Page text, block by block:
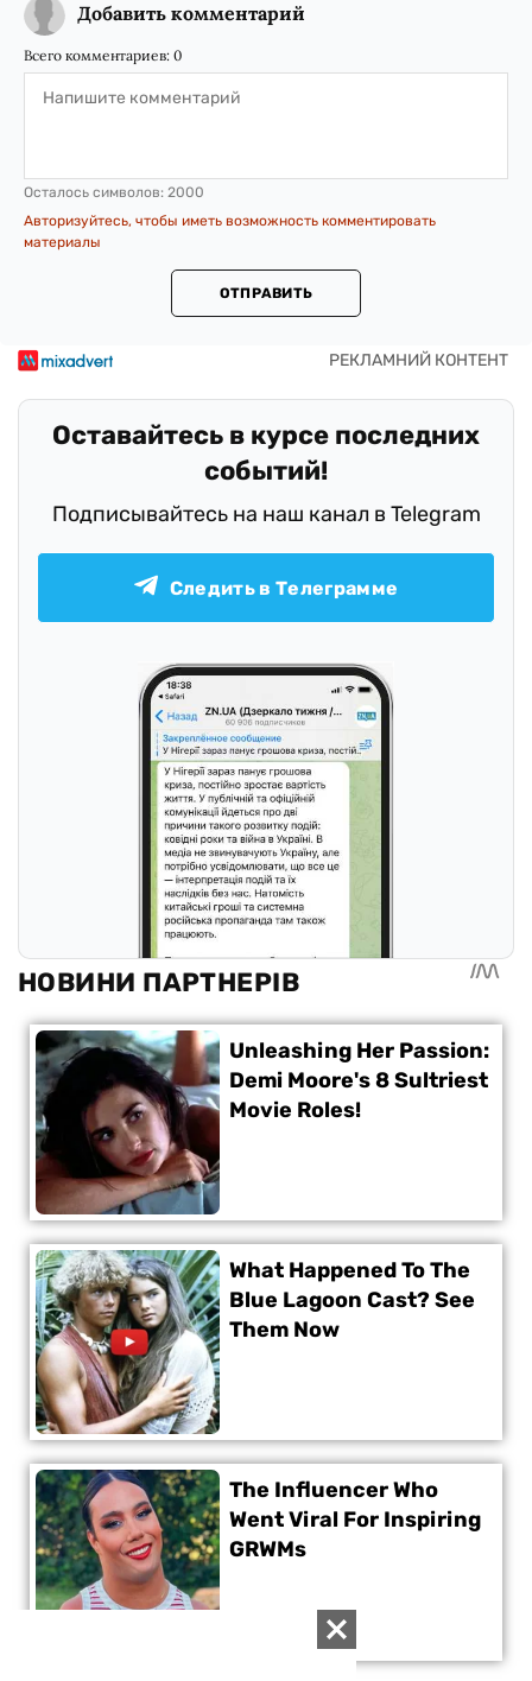
Добавить комментарий
Всего комментариев: 0
Осталось символов: 2000
Авторизуйтесь, чтобы иметь возможность комментировать
материалы
ОТПРАВИТЬ
Оставайтесь в курсе последних
событий!
Подписывайтесь на наш канал в Telegram
Следить в Телеграмме